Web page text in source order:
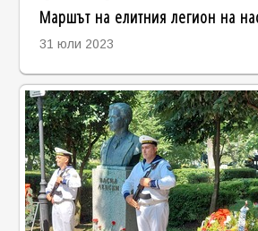
Маршът на елитния легион на
31 юли 2023